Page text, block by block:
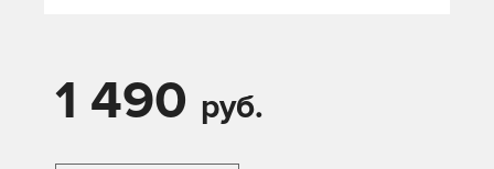
1 490 руб.